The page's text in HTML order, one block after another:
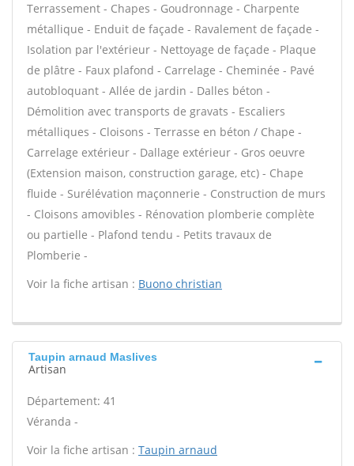
Terrassement - Chapes - Goudronnage - Charpente
métallique - Enduit de façade - Ravalement de façade -
Isolation par l'extérieur - Nettoyage de façade - Plaque
de plâtre - Faux plafond - Carrelage - Cheminée - Pavé
autobloquant - Allée de jardin - Dalles béton -
Démolition avec transports de gravats - Escaliers
métalliques - Cloisons - Terrasse en béton / Chape -
Carrelage extérieur - Dallage extérieur - Gros oeuvre
(Extension maison, construction garage, etc) - Chape
fluide - Surélévation maçonnerie - Construction de murs
- Cloisons amovibles - Rénovation plomberie complète
ou partielle - Plafond tendu - Petits travaux de
Plomberie -
Voir la fiche artisan : Buono christian
Taupin arnaud Maslives
Artisan
Département: 41
Véranda -
Voir la fiche artisan : Taupin arnaud